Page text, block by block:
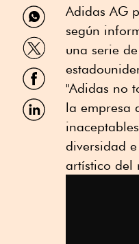
Compartir
por
WhatsApp
Compartir
por
Twitter
Compartir
por
Facebook
Compartir
por
Adidas AG
según
una serie
"Adidas no
la empresa
diversidad
artístico del